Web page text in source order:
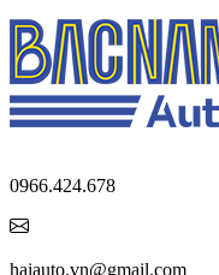
0966.424.678
haiauto.vn@gmail.com